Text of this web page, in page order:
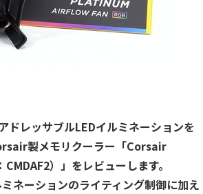
レッサブルLEDイルミネーションを
製メモリクーラー「Corsair
）」をレビューします。
ネーションのライティング制御に加え